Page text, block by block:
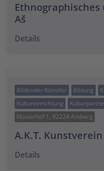
Aš
Details
Bildender Künstler Bildung
Kultureinrichtung
Klosterhof 1, 92224 Amberg
A.K.T.
Details